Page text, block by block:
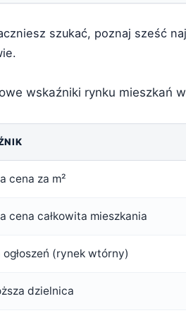
szukać, poznaj sześć
wskaźniki rynku mieszkań
cena za m²
cena całkowita mieszkania
ogłoszeń (rynek wtórny)
dzielnica